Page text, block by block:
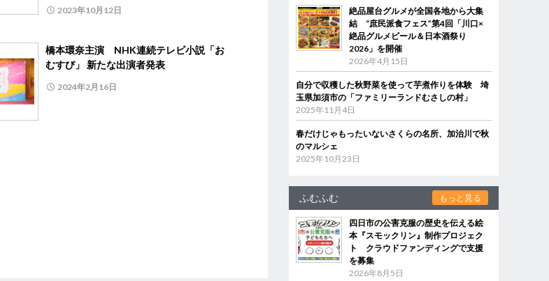
2023年10月12日
橋本環奈主演 NHK連続テレビ小説「お
むすび」 新たな出演者発表
2024年2月16日
絶品屋台グルメが全国各地から大集
結 “庶民派食フェス”第4回「川口×
絶品グルメビール＆日本酒祭り
2026」を開催
2026年4月15日
自分で収穫した秋野菜を使って芋煮作りを体験 埼
玉県加須市の「ファミリーランドむさしの村」
2025年11月4日
春だけじゃもったいないさくらの名所、加治川で秋
のマルシェ
2025年10月23日
ふむふむ もっと見る
四日市の公害克服の歴史を伝える絵
本『スモックリン』制作プロジェク
ト クラウドファンディングで支援
を募集
2026年8月5日